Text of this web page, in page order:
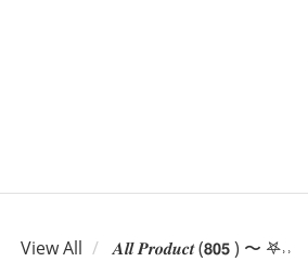
View All 𝑨𝒍𝒍 𝑷𝒓𝒐𝒅𝒖𝒄𝒕 (𝟴𝟬𝟱 ) 〜 𖤐˒˒‪‪